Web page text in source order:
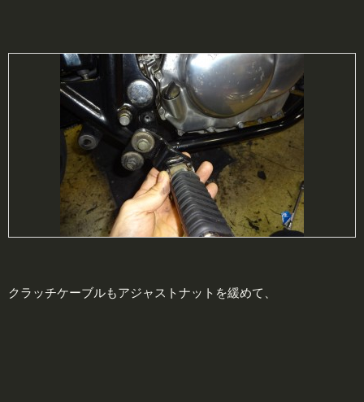
クラッチケーブルもアジャストナットを緩めて、